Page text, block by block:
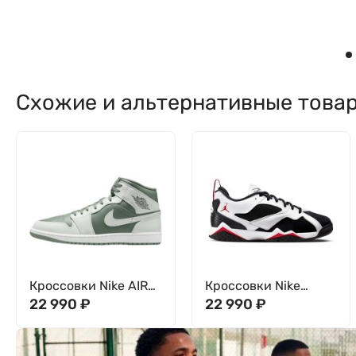
Схожие и альтернативные
Кроссовки Nike AIR
JORDAN 1 MID
22 990 ₽
Кроссовки Nike
JORDAN MVP 92
22 990 ₽